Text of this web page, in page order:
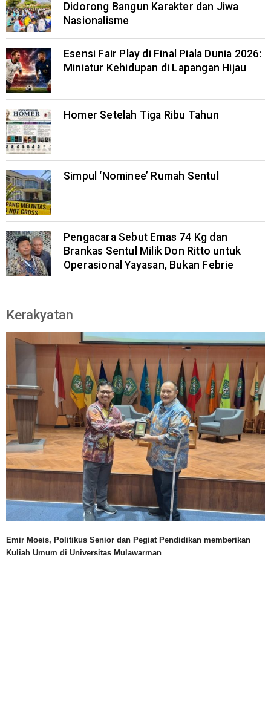
Didorong Bangun Karakter dan Jiwa
Nasionalisme
Esensi Fair Play di Final Piala Dunia 2026:
Miniatur Kehidupan di Lapangan Hijau
Homer Setelah Tiga Ribu Tahun
Simpul ‘Nominee’ Rumah Sentul
Pengacara Sebut Emas 74 Kg dan
Brankas Sentul Milik Don Ritto untuk
Operasional Yayasan, Bukan Febrie
Kerakyatan
Emir Moeis, Politikus Senior dan Pegiat Pendidikan memberikan
Kuliah Umum di Universitas Mulawarman